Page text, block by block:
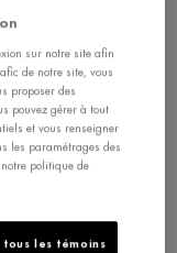
AU PANIER
sur notre site afin
de notre site, vous
proposer des
pouvez gérer à tout
et vous renseigner
les paramétrages des
politique de
les témoins